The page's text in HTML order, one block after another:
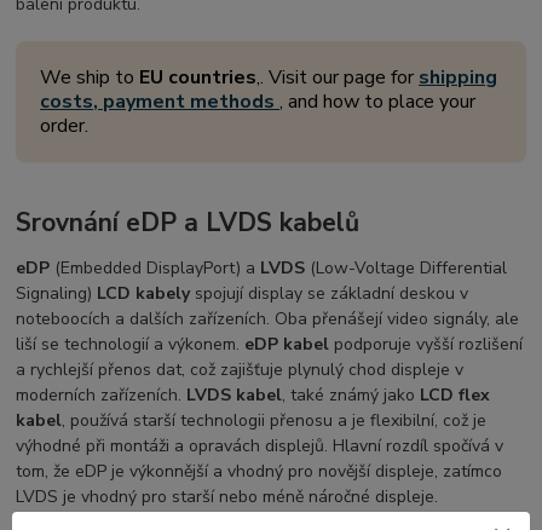
We ship to EU countries,. Visit our page for shipping
costs, payment methods, and how to place your
order.
Srovnání eDP a LVDS kabelů
eDP (Embedded DisplayPort) a LVDS (Low-Voltage Differential
Signaling) LCD kabelyspojují display se základní deskou v
noteboocích a dalších zařízeních. Oba přenášejí video signály, ale
liší se technologií a výkonem. eDP kabel podporuje vyšší rozlišení
a rychlejší přenos dat, což zajišťuje plynulý chod displeje v
moderních zařízeních. LVDS kabel, také známý jako LCD flex
kabel, používá starší technologii přenosu a je flexibilní, což je
výhodné při montáži a opravách displejů. Hlavní rozdíl spočívá v
tom, že eDP je výkonnější a vhodný pro novější displeje, zatímco
LVDS je vhodný pro starší nebo méně náročné displeje.